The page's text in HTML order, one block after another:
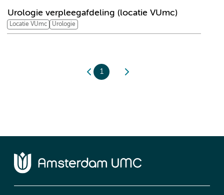
Urologie verpleegafdeling (locatie VUmc)
Locatie VUmc Urologie
1